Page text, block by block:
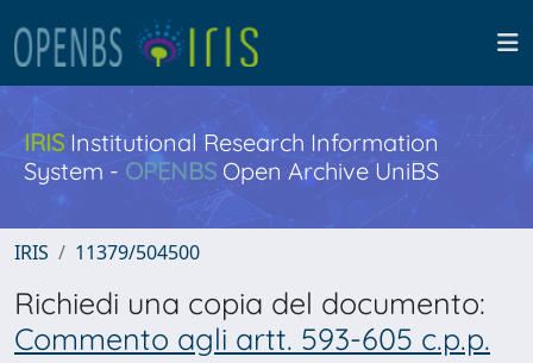
IRISInstitutional Research Information
System - OPENBS Open Archive UniBS
IRIS 11379/504500
Richiedi una copia del documento:
Commento agli artt. 593-605 c.p.p.